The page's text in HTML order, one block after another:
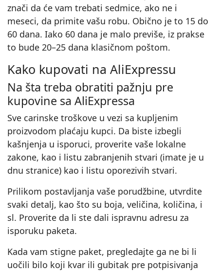
znači da će vam trebati sedmice, ako ne i
meseci, da primite vašu robu. Obično je to 15 do
60 dana. Iako 60 dana je malo previše, iz prakse
to bude 20–25 dana klasičnom poštom.
Kako kupovati na AliExpressu
Na šta treba obratiti pažnju pre
kupovine sa AliExpressa
Sve carinske troškove u vezi sa kupljenim
proizvodom plaćaju kupci. Da biste izbegli
kašnjenja u isporuci, proverite vaše lokalne
zakone, kao i listu zabranjenih stvari (imate je u
dnu stranice) kao i listu oporezivih stvari.
Prilikom postavljanja vaše porudžbine, utvrdite
svaki detalj, kao što su boja, veličina, količina, i
sl. Proverite da li ste dali ispravnu adresu za
isporuku paketa.
Kada vam stigne paket, pregledajte ga ne bi li
uočili bilo koji kvar ili gubitak pre potpisivanja